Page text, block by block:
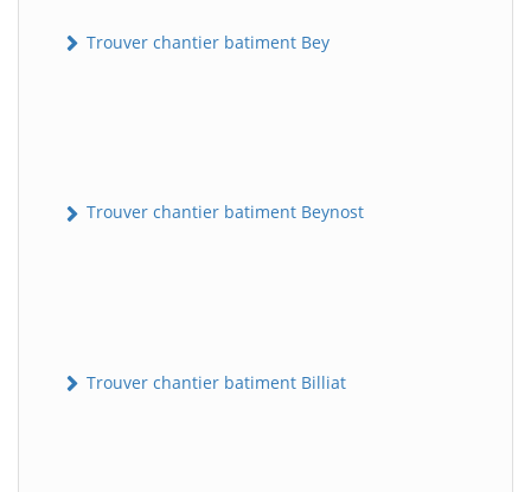
Trouver chantier batiment Bey
Trouver chantier batiment Beynost
Trouver chantier batiment Billiat